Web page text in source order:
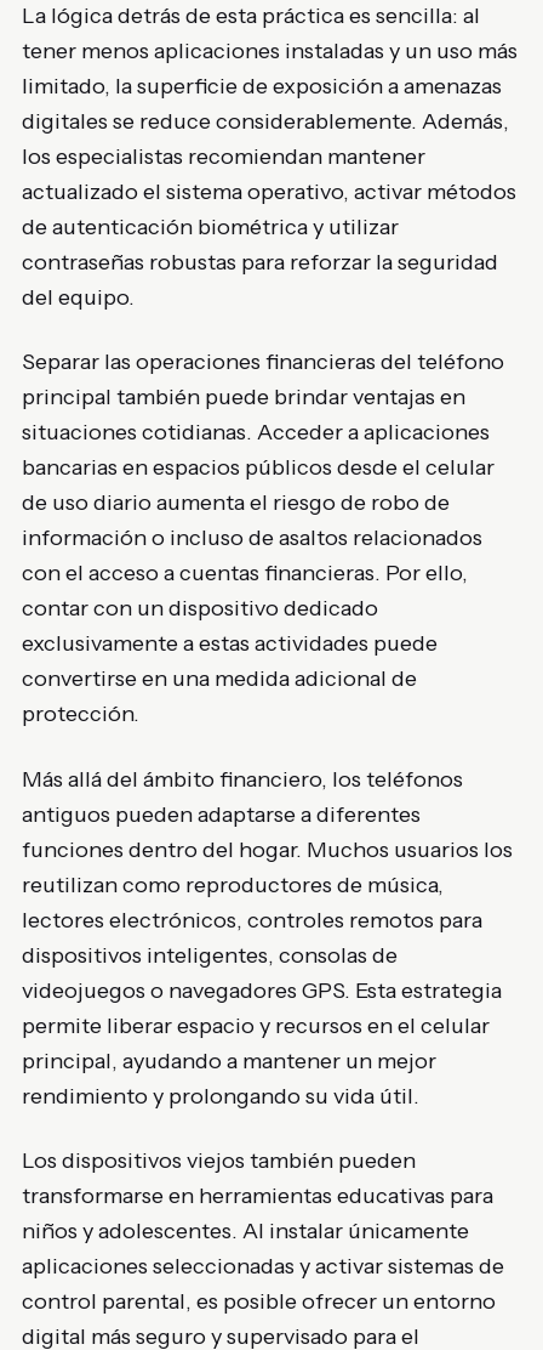
La lógica detrás de esta práctica es sencilla: al
tener menos aplicaciones instaladas y un uso más
limitado, la superficie de exposición a amenazas
digitales se reduce considerablemente. Además,
los especialistas recomiendan mantener
actualizado el sistema operativo, activar métodos
de autenticación biométrica y utilizar
contraseñas robustas para reforzar la seguridad
del equipo.
Separar las operaciones financieras del teléfono
principal también puede brindar ventajas en
situaciones cotidianas. Acceder a aplicaciones
bancarias en espacios públicos desde el celular
de uso diario aumenta el riesgo de robo de
información o incluso de asaltos relacionados
con el acceso a cuentas financieras. Por ello,
contar con un dispositivo dedicado
exclusivamente a estas actividades puede
convertirse en una medida adicional de
protección.
Más allá del ámbito financiero, los teléfonos
antiguos pueden adaptarse a diferentes
funciones dentro del hogar. Muchos usuarios los
reutilizan como reproductores de música,
lectores electrónicos, controles remotos para
dispositivos inteligentes, consolas de
videojuegos o navegadores GPS. Esta estrategia
permite liberar espacio y recursos en el celular
principal, ayudando a mantener un mejor
rendimiento y prolongando su vida útil.
Los dispositivos viejos también pueden
transformarse en herramientas educativas para
niños y adolescentes. Al instalar únicamente
aplicaciones seleccionadas y activar sistemas de
control parental, es posible ofrecer un entorno
digital más seguro y supervisado para el